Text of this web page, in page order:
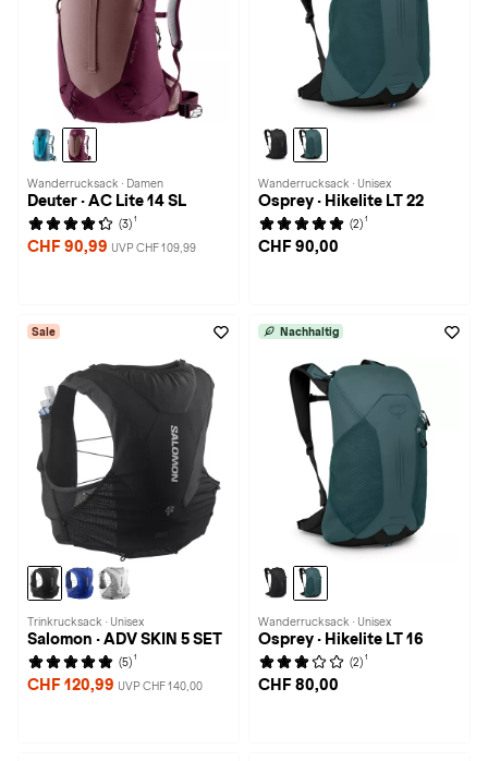
Wanderrucksack · Damen
Deuter · AC Lite 14 SL
(3) 1
CHF 90,99 UVP CHF 109,99
Wanderrucksack · Unisex
Osprey · Hikelite LT 22
(2) 1
CHF 90,00
Sale
Trinkrucksack · Unisex
Salomon · ADV SKIN 5 SET
(5) 1
CHF 120,99 UVP CHF 140,00
Nachhaltig
Wanderrucksack · Unisex
Osprey · Hikelite LT 16
(2) 1
CHF 80,00